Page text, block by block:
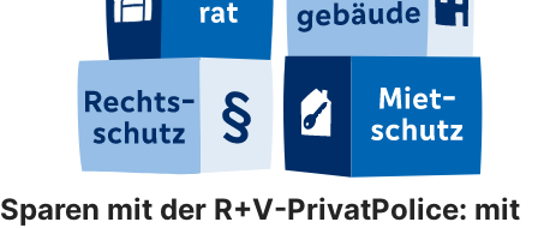
Sparen mit der R+V-PrivatPolice: mit